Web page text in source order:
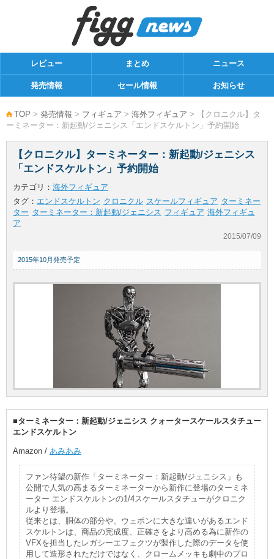
レビュー まとめ ニュース
発売情報 セール情報 お知らせ
TOP > 発売情報 > フィギュア > 海外フィギュア > 【クロニクル】タ
ーミネーター：新起動/ジェニシス「エンドスケルトン」予約開始
【クロニクル】ターミネーター：新起動/ジェニシス
「エンドスケルトン」予約開始
カテゴリ： 海外フィギュア
タグ： エンドスケルトン クロニクル スケールフィギュア ターミネー
ター ターミネーター：新起動/ジェニシス フィギュア 海外フィギュ
ア
2015/07/09
2015年10月発売予定
■ターミネーター：新起動/ジェニシス クォータースケールスタチュー
エンドスケルトン
Amazon / あみあみ
ファン待望の新作「ターミネーター：新起動/ジェニシス」も
公開で人気の高まるターミネーターから新作に登場のターミネ
ーター エンドスケルトンの1/4スケールスタチューがクロニク
ルより登場。
従来とは、胴体の部分や、ウェポンに大きな違いがあるエンド
スケルトンは、商品の完成度、正確さをより高める為に新作の
VFXを担当したレガシーエフェクツが製作した際のデータを使
用して造形されただけではなく、クロームメッキも劇中のプロ